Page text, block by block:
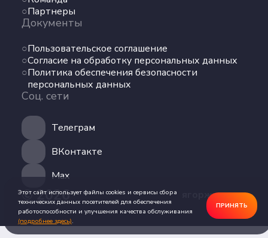
Партнеры
Документы
Пользовательское соглашение
Согласие на обработку персональных данных
Политика обеспечения безопасности
персональных данных
Соц. сети
Телеграм
ВКонтакте
Max
© 2026 ягоржусь.рус
Согласие на обработку персональных данных
Политика обеспечения безопасности
персональных данных
сети
Телеграм
ВКонтакте
Max
Этот сайт использует файлы cookies и сервисы сбора
технических данных посетителей для обеспечения
работоспособности и улучшения качества обслуживания
(подробнее здесь).
ПРИНЯТЬ